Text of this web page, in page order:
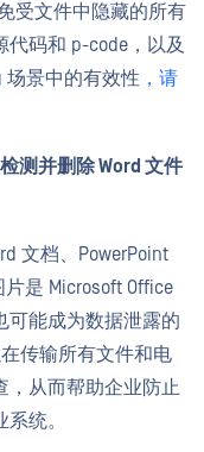
受文件中隐藏的所有
码和 p-code，以及
场景中的有效性 ，请
测并删除 Word 文件
文档、PowerPoint
是 Microsoft Office
可能成为数据泄露的
在传输所有文件和电
，从而帮助企业防止
统。